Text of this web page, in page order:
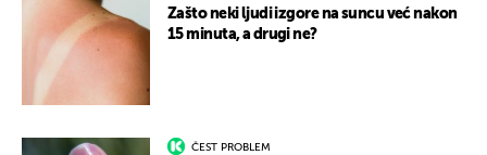
Zašto neki ljudi izgore na suncu već nakon
15 minuta, a drugi ne?
ČEST PROBLEM